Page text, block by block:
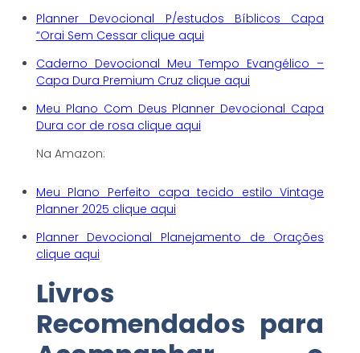
Planner Devocional P/estudos Bíblicos Capa
“Orai Sem Cessar clique aqui
Caderno Devocional Meu Tempo Evangélico –
Capa Dura Premium Cruz clique aqui
Meu Plano Com Deus Planner Devocional Capa
Dura cor de rosa clique aqui
Na Amazon:
Meu Plano Perfeito capa tecido estilo Vintage
Planner 2025 clique aqui
Planner Devocional Planejamento de Orações
clique aqui
Livros
Recomendados para